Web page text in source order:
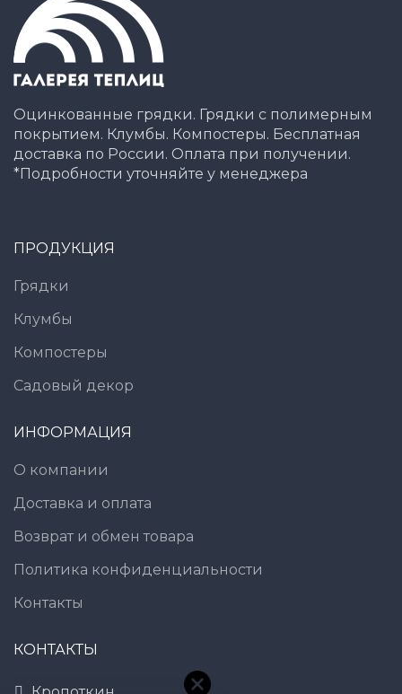
Оцинкованные грядки. Грядки с полимерным
покрытием. Клумбы. Компостеры. Бесплатная
доставка по России. Оплата при получении.
*Подробности уточняйте у менеджера
ПРОДУКЦИЯ
Грядки
Клумбы
Компостеры
Садовый декор
ИНФОРМАЦИЯ
О компании
Доставка и оплата
Возврат и обмен товара
Политика конфиденциальности
Контакты
КОНТАКТЫ